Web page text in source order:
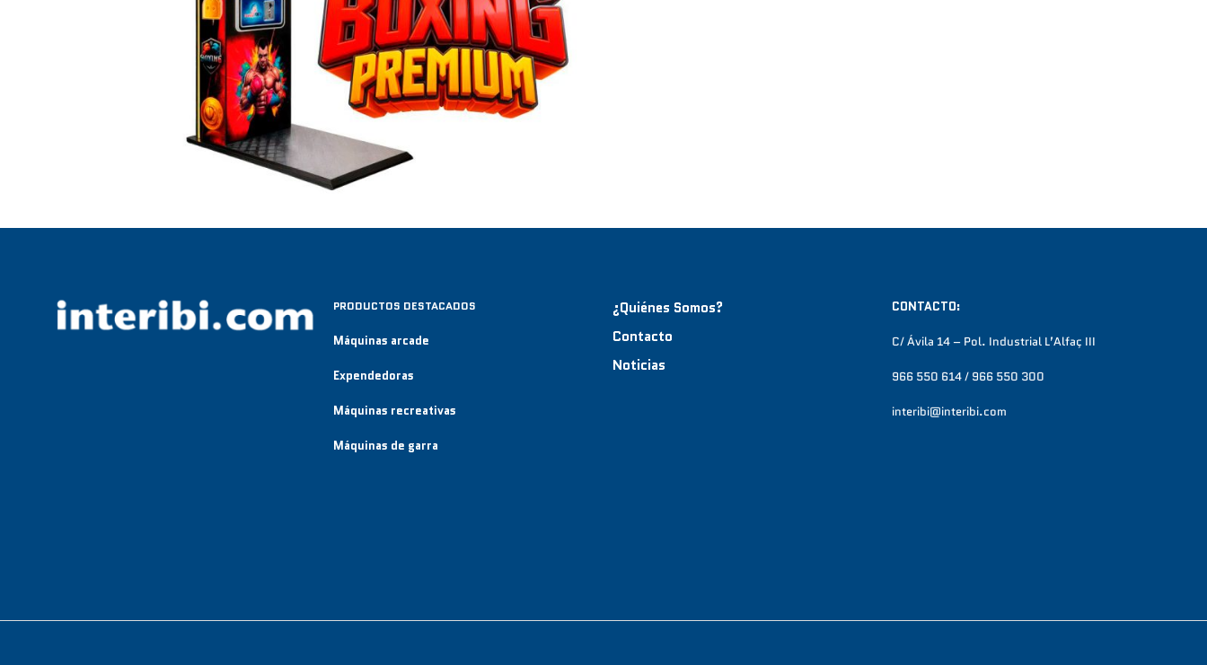
PRODUCTOS DESTACADOS
Máquinas arcade
Expendedoras
Máquinas recreativas
Máquinas de garra
¿Quiénes Somos?
Contacto
Noticias
CONTACTO:
C/ Ávila 14 – Pol. Industrial L’Alfaç III
966 550 614 / 966 550 300
interibi@interibi.com